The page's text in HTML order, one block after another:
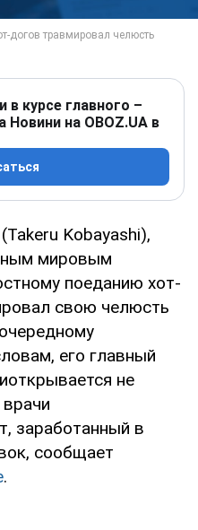
в курсе главного –
Новини на OBOZ.UA в
Kobayashi),
мировым
поеданию хот-
свою челюсть
его главный
не
заработанный в
сообщает
.